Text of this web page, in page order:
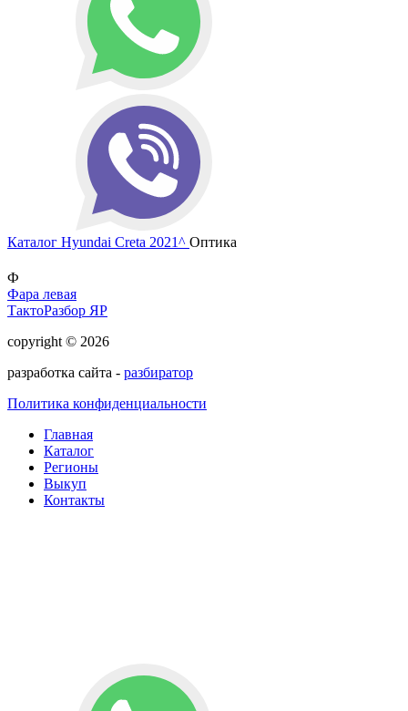
Каталог Hyundai Creta 2021^ Оптика
Ф
Фара левая
ТактоРазбор ЯР
copyright © 2026
разработка сайта - разбиратор
Политика конфиденциальности
Главная
Каталог
Регионы
Выкуп
Контакты